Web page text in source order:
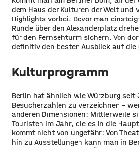
dem Haus der Kulturen der Welt und
Highlights vorbei. Bevor man
Runde über den Alexanderplatz
für den Fernsehturm sichern. Von
definitiv den besten Ausblick auf die
Kulturprogramm
Berlin hatähnlich wie Würzburg seit
Besucherzahlen zu verzeichnen –
anderen Dimensionen: Mittlerweile
Touristen im Jahr, die es in die
kommt nicht von ungefähr: Von
hin zu Ausstellungen kann man in